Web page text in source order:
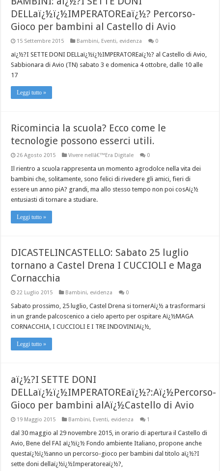
DELLaï¿½ï¿½IMPERATOREaï¿½? Percorso-
Gioco per bambini al Castello di Avio
15 Settembre 2015 Bambini, Eventi, evidenza 0
aï¿½?I SETTE DONI DELLaï¿½ï¿½IMPERATOREaï¿½? al Castello di Avio,
Sabbionara di Avio (TN) sabato 3 e domenica 4 ottobre, dalle 10 alle
17
Leggi tutto »
Ricomincia la scuola? Ecco come le
tecnologie possono esserci utili.
26 Agosto 2015 Vivere nellâ€™Era Digitale 0
Il rientro a scuola rappresenta un momento agrodolce nella vita dei
bambini che, solitamente, sono felici di rivedere gli amici, fieri di
essere un anno piA? grandi, ma allo stesso tempo non poi cosAï¿½
entusiasti di tornare a studiare.
Leggi tutto »
DICASTELINCASTELLO: Sabato 25 luglio
tornano a Castel Drena I CUCCIOLI e Maga
Cornacchia
22 Luglio 2015 Bambini, evidenza 0
Sabato prossimo, 25 luglio, Castel Drena si tornerAï¿½ a trasformarsi
in un grande palcoscenico a cielo aperto per ospitare Aï¿½MAGA
CORNACCHIA, I CUCCIOLI E I TRE INDOVINIAï¿½,
Leggi tutto »
aï¿½?I SETTE DONI
DELLaï¿½ï¿½IMPERATOREaï¿½?:Aï¿½Percorso-
Gioco per bambini alAï¿½Castello di Avio
19 Maggio 2015 Bambini, Eventi, evidenza 1
dal 30 maggio al 29 novembre 2015, in orario di apertura il Castello di
Avio, Bene del FAI aï¿½ï¿½ Fondo ambiente Italiano, propone anche
questaï¿½ï¿½anno un percorso-gioco per bambini dal titolo aï¿½?I
sette doni dellaï¿½ï¿½Imperatoreaï¿½?,